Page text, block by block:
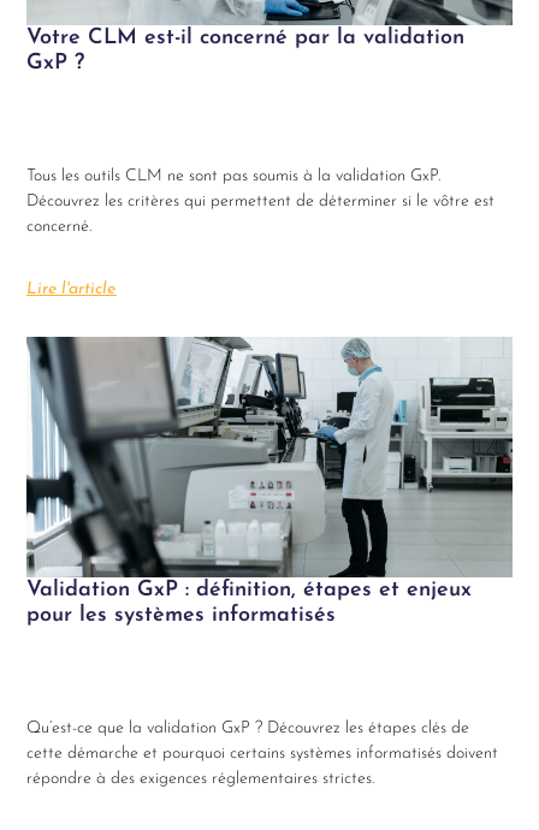
Votre CLM est-il concerné par la validation
GxP ?
Tous les outils CLM ne sont pas soumis à la validation GxP.
Découvrez les critères qui permettent de déterminer si le vôtre est
concerné.
Lire l'article
Validation GxP : définition, étapes et enjeux
pour les systèmes informatisés
Qu’est-ce que la validation GxP ? Découvrez les étapes clés de
cette démarche et pourquoi certains systèmes informatisés doivent
répondre à des exigences réglementaires strictes.